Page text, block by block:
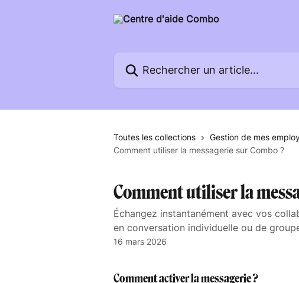
Toutes les collections Gestion de mes
Comment utiliser la messagerie sur Combo ?
Comment utiliser la
Échangez instantanément avec vos
en conversation individuelle ou de
16 mars 2026
Comment activer la messagerie ?